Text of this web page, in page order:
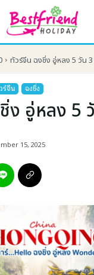
รนด์ ฮอลิเด
ทัวร์จีน ฉงชิ่ง อู่หลง 5 วัน
ร์จีน ฉงชิ่ง
ง อู่หลง 5
15, 2025